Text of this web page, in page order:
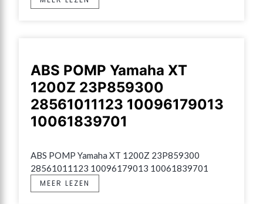
ABS POMP Yamaha XT
1200Z 23P859300
28561011123 10096179013
10061839701
ABS POMP Yamaha XT 1200Z 23P859300
28561011123 10096179013 10061839701
MEER LEZEN